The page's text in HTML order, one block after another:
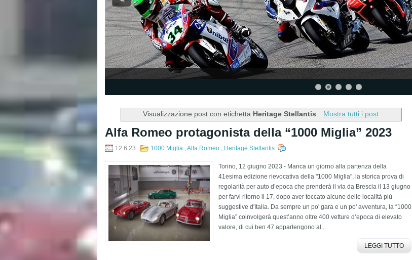
Visualizzazione post con etichetta Heritage Stellantis. Mostra tutti i post
Alfa Romeo protagonista della “1000 Miglia” 2023
12.6.23 1000 Miglia Alfa Romeo Heritage Stellantis
Torino, 12 giugno 2023 - Manca un giorno alla partenza della
41esima edizione rievocativa della "1000 Miglia", la storica prova di
regolarità per auto d’epoca che prenderà il via da Brescia il 13 giugno
per farvi ritorno il 17, dopo aver toccato alcune delle località più
suggestive d'Italia. Da sempre un po' gara e un po' avventura, la “1000
Miglia” coinvolgerà quest’anno oltre 400 vetture d’epoca di elevato
valore, di cui ben 47 appartengono al...
LEGGI TUTTO